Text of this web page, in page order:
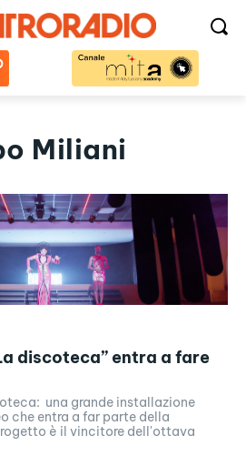
Miliani
discoteca” entra a fare
una grande installazione
che entra a far parte della
è il vincitore dell'ottava